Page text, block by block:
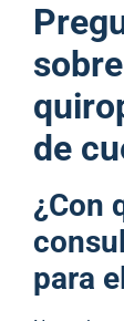
de
¿Con
para